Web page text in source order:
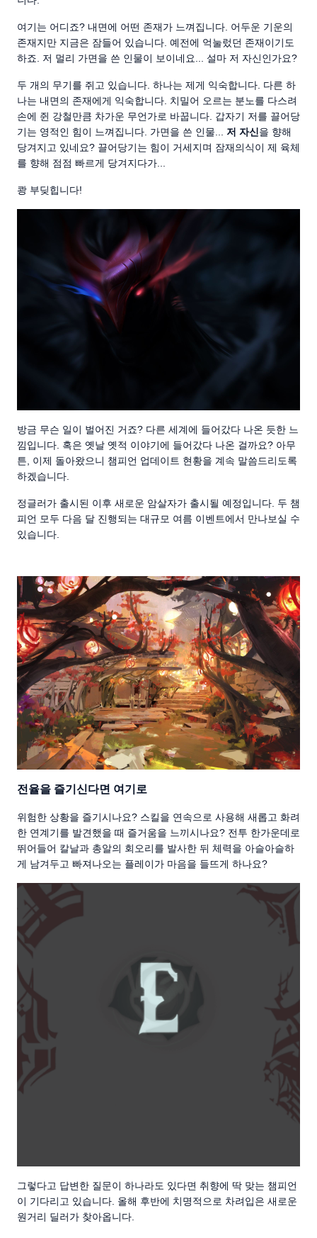
여기는 어디죠? 내면에 어떤 존재가 느껴집니다. 어두운 기운의
존재지만 지금은 잠들어 있습니다. 예전에 억눌렀던 존재이기도
하죠. 저 멀리 가면을 쓴 인물이 보이네요... 설마 저 자신인가요?
두 개의 무기를 쥐고 있습니다. 하나는 제게 익숙합니다. 다른 하
나는 내면의 존재에게 익숙합니다. 치밀어 오르는 분노를 다스려
손에 쥔 강철만큼 차가운 무언가로 바꿉니다. 갑자기 저를 끌어당
기는 영적인 힘이 느껴집니다. 가면을 쓴 인물... 저 자신 을 향해
당겨지고 있네요? 끌어당기는 힘이 거세지며 잠재의식이 제 육체
를 향해 점점 빠르게 당겨지다가...
쾅 부딪힙니다!
방금 무슨 일이 벌어진 거죠? 다른 세계에 들어갔다 나온 듯한 느
낌입니다. 혹은 옛날 옛적 이야기에 들어갔다 나온 걸까요? 아무
튼, 이제 돌아왔으니 챔피언 업데이트 현황을 계속 말씀드리도록
하겠습니다.
정글러가 출시된 이후 새로운 암살자가 출시될 예정입니다. 두 챔
피언 모두 다음 달 진행되는 대규모 여름 이벤트에서 만나보실 수
있습니다.
전율을 즐기신다면 여기로
위험한 상황을 즐기시나요? 스킬을 연속으로 사용해 새롭고 화려
한 연계기를 발견했을 때 즐거움을 느끼시나요? 전투 한가운데로
뛰어들어 칼날과 총알의 회오리를 발사한 뒤 체력을 아슬아슬하
게 남겨두고 빠져나오는 플레이가 마음을 들뜨게 하나요?
그렇다고 답변한 질문이 하나라도 있다면 취향에 딱 맞는 챔피언
이 기다리고 있습니다. 올해 후반에 치명적으로 차려입은 새로운
원거리 딜러가 찾아옵니다.